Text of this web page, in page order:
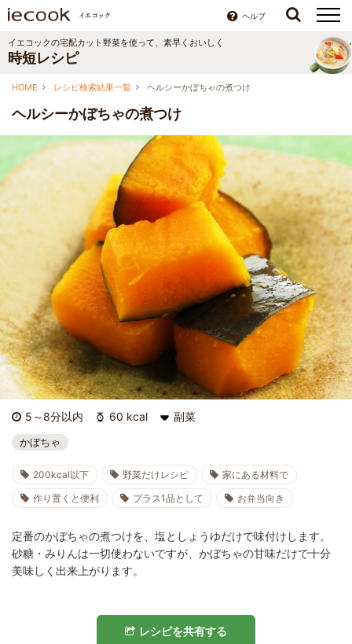
ヘルプ
イエコックの宅配カット野菜を使って、素早くおいしく
時短レシピ
HOME レシピ検索結果一覧 ヘルシーかぼちゃの煮つけ
ヘルシーかぼちゃの煮つけ
5～8分以内 60 kcal 副菜
かぼちゃ
200kcal以下 野菜だけレシピ
家にある材料で
作り置くと便利
プラス1品として お弁当向き
定番のかぼちゃの煮つけを、塩としょうゆだけで味付けします。
砂糖・みりんは一切使わないですが、かぼちゃの甘味だけで十分
美味しく出来上がります。
レシピを共有する